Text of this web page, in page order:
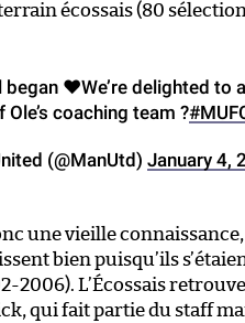
écossais (80
began ❤We’re delighted to
coaching team ?
(@ManUtd) January 4,
une vieille
bien puisqu’ils
2006). L’Écossais
qui fait partie du staff